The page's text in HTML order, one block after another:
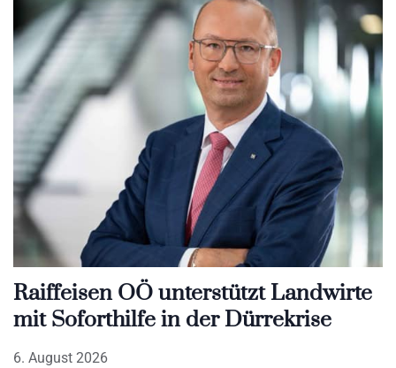
Raiffeisen OÖ unterstützt Landwirte
mit Soforthilfe in der Dürrekrise
6. August 2026